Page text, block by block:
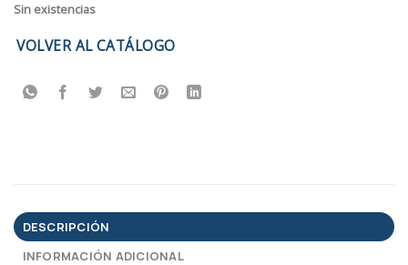
Sin existencias
VOLVER AL CATÁLOGO
DESCRIPCIÓN
INFORMACIÓN ADICIONAL